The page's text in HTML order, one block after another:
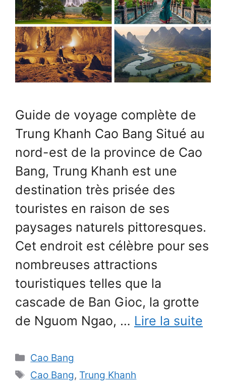
Guide de voyage complète de
Trung Khanh Cao Bang Situé au
nord-est de la province de Cao
Bang, Trung Khanh est une
destination très prisée des
touristes en raison de ses
paysages naturels pittoresques.
Cet endroit est célèbre pour ses
nombreuses attractions
touristiques telles que la
cascade de Ban Gioc, la grotte
de Nguom Ngao, … Lire la suite
Catégories
Cao Bang
Étiquettes
Cao Bang, Trung Khanh